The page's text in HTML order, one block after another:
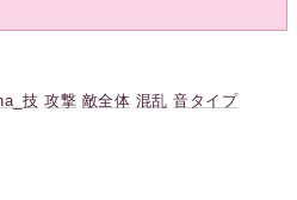
技 攻撃 敵全体 混乱 音タイプ